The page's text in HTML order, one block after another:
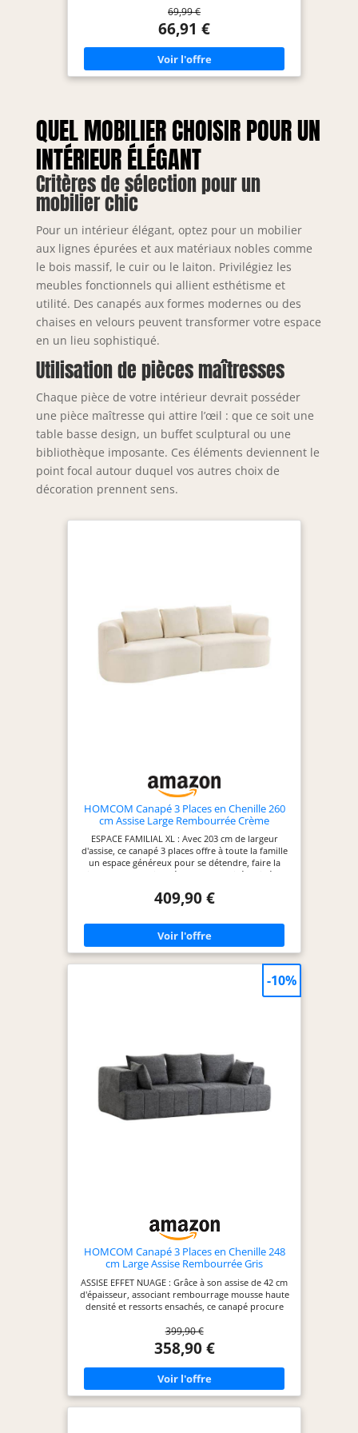
QUALITÉ : Structure entièrement en métal
assurant solidité, stabilité et durabilité, parfaite
pour un usage quotidien sur une table de chevet
ou un buffet. ÉCLAIRAGE PERSONNALISABLE :
Douille E27 compatible jusqu’à 40 W pour choisir
une ambiance chaude ou douce selon vos envies
(ampoule non incluse). PRATIQUE & COMPACTE :
dans toutes les pièces. ATMOSPHERA, CRÉATEUR
D'INTÉRIEUR : Convaincue que la décoration
transforme le quotidien, la marque propose des
meubles tendance et des objets déco accessibles,
pour que votre intérieur prenne toute sa valeur !
69,99 €
66,91 €
QUEL MOBILIER CHOISIR POUR UN
INTÉRIEUR ÉLÉGANT
Critères de sélection pour un
mobilier chic
Pour un intérieur élégant, optez pour un mobilier
aux lignes épurées et aux matériaux nobles comme
le bois massif, le cuir ou le laiton. Privilégiez les
meubles fonctionnels qui allient esthétisme et
utilité. Des canapés aux formes modernes ou des
chaises en velours peuvent transformer votre espace
en un lieu sophistiqué.
Utilisation de pièces maîtresses
Chaque pièce de votre intérieur devrait posséder
une pièce maîtresse qui attire l’œil : que ce soit une
table basse design, un buffet sculptural ou une
bibliothèque imposante. Ces éléments deviennent le
point focal autour duquel vos autres choix de
décoration prennent sens.
HOMCOM Canapé 3 Places en Chenille 260
cm Assise Large Rembourrée Crème
ESPACE FAMILIAL XL : Avec 203 cm de largeur
d'assise, ce canapé 3 places offre à toute la famille
un espace généreux pour se détendre, faire la
sieste ou se blottir. Idéal pour les soirées cinéma
QUI DURE : Ce canapé de salon associe mousse
effet nuage. Ce canapé 3 places aide à éviter
l'enfoncement excessif et conserve son confort
dans le temps TISSU CHENILLE CHIC : Habillé d'une
chenille blanche crème de 280 g/㎡, douce et
par ses courbes actuelles et son style épuré.
Parfait dans un salon, un bureau ou un studio
relaxation fiable dans toute la maison CONFORT
INSTANTANÉ, SANS MONTAGE : Ce canapé 3 places
arrive compressé en 2 colis pour vous simplifier la
vie. Déballez votre canapé moderne, laissez-le
reprendre sa forme pendant 72 heures, puis
profitez d'un confort moelleux au quotidien
409,90 €
HOMCOM Canapé 3 Places en Chenille 248
cm Large Assise Rembourrée Gris
ASSISE EFFET NUAGE : Grâce à son assise de 42 cm
d'épaisseur, associant rembourrage mousse haute
densité et ressorts ensachés, ce canapé procure
un excellent maintien et une bonne élasticité. Il
conserve sa forme sans s'affaisser, pour des
moments cocooning lors des soirées cinéma, de la
lecture ou de la détente. TISSU CHENILLE TEXTURÉ
: Revêtu d'un tissu chenille, ce canapé séduit par
son toucher doux, agréable pour la peau, et par
son aspect chaleureux et accueillant. Sa teinte
399,90 €
358,90 €
-10%